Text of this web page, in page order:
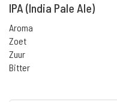
IPA (India Pale Ale)
Aroma
Zoet
Zuur
Bitter